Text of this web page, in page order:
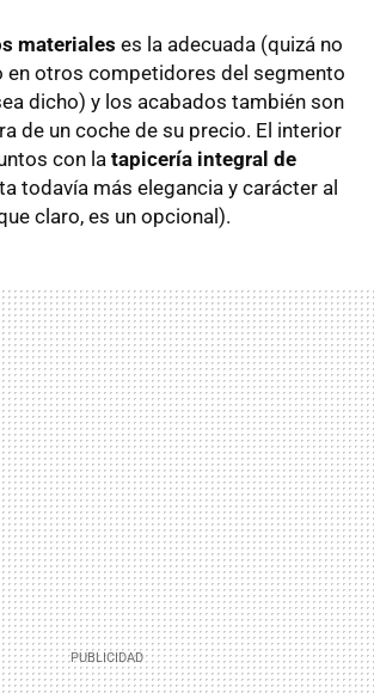
materiales es la adecuada (quizá no
en otros competidores del segmento
dicho) y los acabados también son
de un coche de su precio. El interior
con la tapicería integral de
todavía más elegancia y carácter al
claro, es un opcional).